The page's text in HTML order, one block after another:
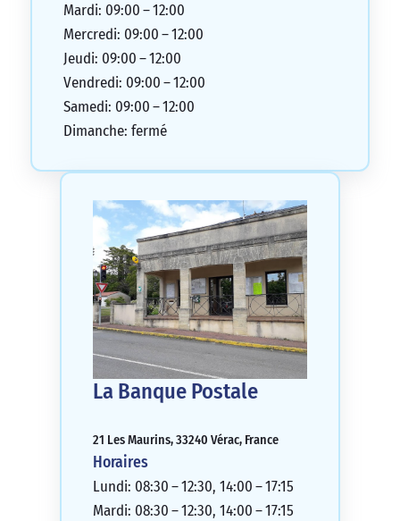
Mardi: 09:00 – 12:00
Mercredi: 09:00 – 12:00
Jeudi: 09:00 – 12:00
Vendredi: 09:00 – 12:00
Samedi: 09:00 – 12:00
Dimanche: fermé
La Banque Postale
21 Les Maurins, 33240 Vérac, France
Horaires
Lundi: 08:30 – 12:30, 14:00 – 17:15
Mardi: 08:30 – 12:30, 14:00 – 17:15